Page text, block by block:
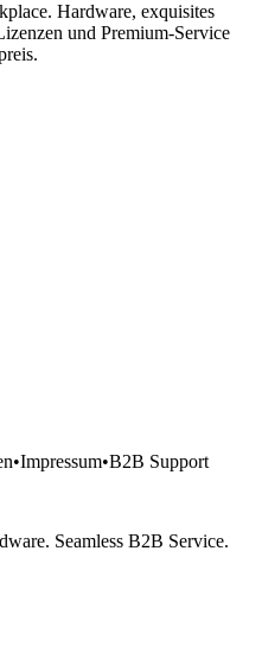
Hardware, exquisites
und Premium-Service
•Impressum•B2B Support
Seamless B2B Service.